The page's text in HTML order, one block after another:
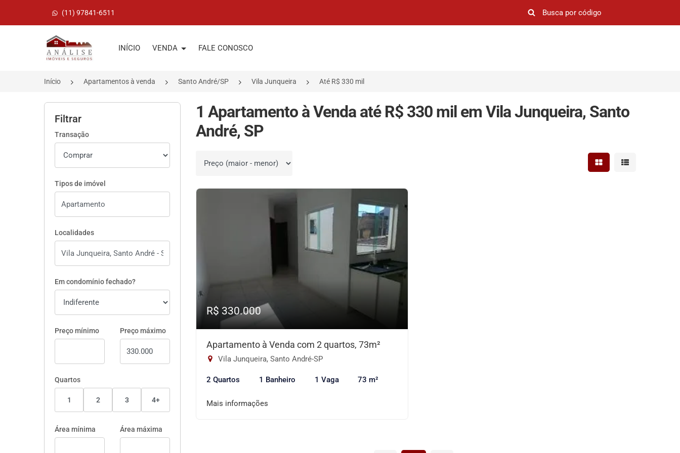
(11) 97841-6511
Página inicial
INÍCIO VENDA FALE CONOSCO
Início Apartamentos à venda Santo André/SP Vila Junqueira Até R$ 330 mil
Filtrar
Transação
Tipos de imóvel
Localidades
Em condomínio fechado?
Preço mínimo Preço máximo
Quartos
1 2 3 4+
Área mínima Área máxima
1 Apartamento à Venda até R$ 330 mil em Vila Junqueira, Santo
André, SP
Ordenar por Mostrar resultados em
Mostrar
R$ 330.000
Apartamento à Venda com 2 quartos, 73m²
Vila Junqueira, Santo André-SP
2 Quartos 1 Banheiro 1 Vaga 73 m²
Mais informações